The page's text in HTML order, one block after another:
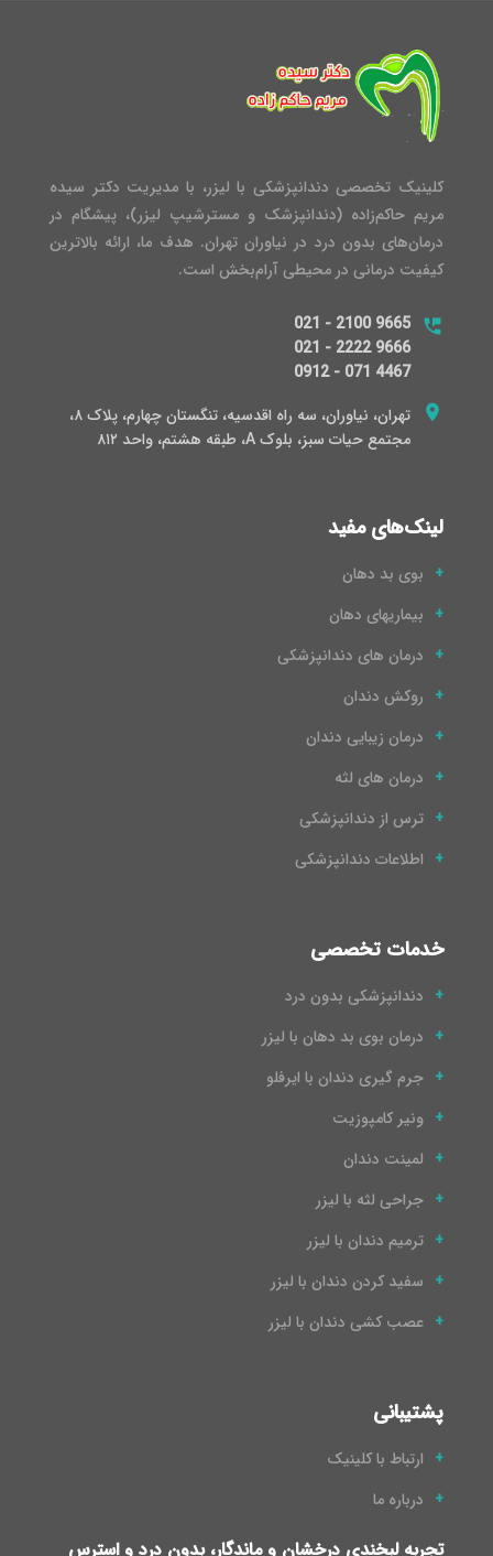
کلینیک تخصصی دندانپزشکی با لیزر، با مدیریت دکتر سیده
مریم حاکم‌زاده (دندانپزشک و مسترشیپ لیزر)، پیشگام در
درمان‌های بدون درد در نیاوران تهران. هدف ما، ارائه بالاترین
کیفیت درمانی در محیطی آرام‌بخش است.
021 - 2100 9665
021 - 2222 9666
0912 - 071 4467
تهران، نیاوران، سه راه اقدسیه، تنگستان چهارم، پلاک ۸،
مجتمع حیات سبز، بلوک A، طبقه هشتم، واحد ۸۱۲
لینک‌های مفید
بوی بد دهان
بیماریهای دهان
درمان های دندانپزشکی
روکش دندان
درمان زیبایی دندان
درمان های لثه
ترس از دندانپزشکی
اطلاعات دندانپزشکی
خدمات تخصصی
دندانپزشکی بدون درد
درمان بوی بد دهان با لیزر
جرم گیری دندان با ایرفلو
ونیر کامپوزیت
لمینت دندان
جراحی لثه با لیزر
ترمیم دندان با لیزر
سفید کردن دندان با لیزر
عصب کشی دندان با لیزر
پشتیبانی
ارتباط با کلینیک
درباره ما
تجربه لبخندی درخشان و ماندگار، بدون درد و استرس